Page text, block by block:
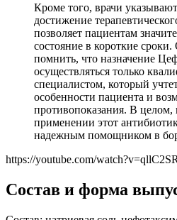
Кроме того, врачи
достижение
позволяет пациентам
состояние в короткие
помнить, что назначение
осуществляться только
специалистом, который
особенности пациента и
противопоказания. В
применении этот
надежным помощником в
https://youtube.com/
Состав и форма